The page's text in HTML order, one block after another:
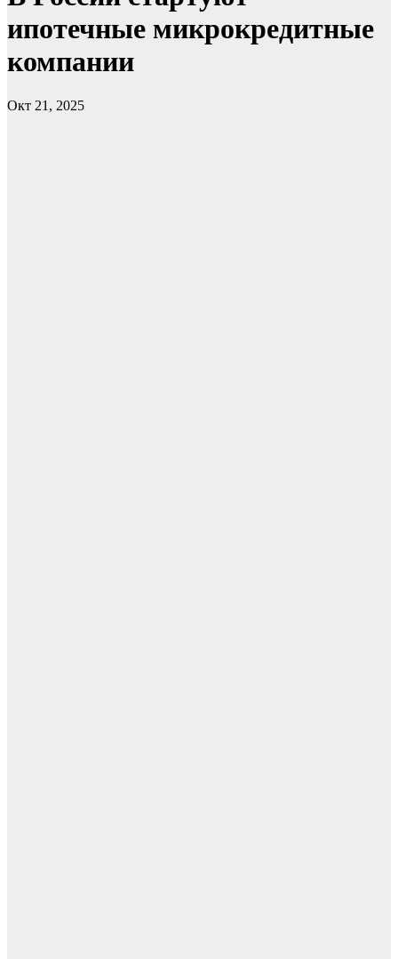
ипотечные микрокредитные
компании
Окт 21, 2025